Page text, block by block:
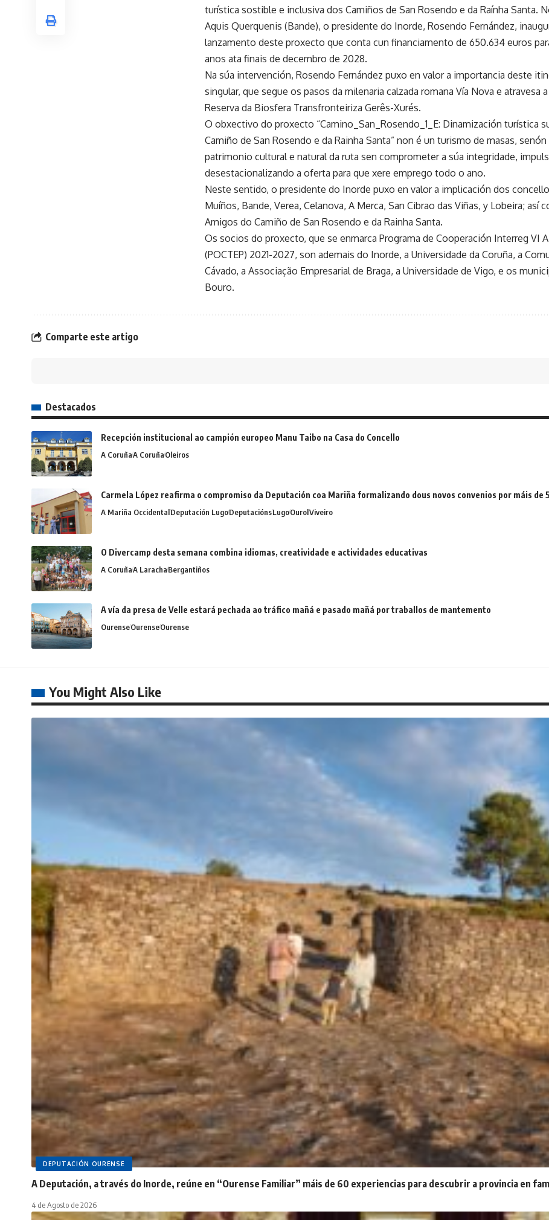
turística sostible e inclusiva dos Camiños de San Rosendo e da Raínha Santa.
Aquis Querquenis (Bande), o presidente do Inorde, Rosendo Fernández,
lanzamento deste proxecto que conta cun financiamento de 650.634 euros
anos ata finais de decembro de 2028.
Na súa intervención, Rosendo Fernández puxo en valor a importancia deste
singular, que segue os pasos da milenaria calzada romana Vía Nova e atravesa
Reserva da Biosfera Transfronteiriza Gerês-Xurés.
O obxectivo do proxecto “Camino_San_Rosendo_1_E: Dinamización turística
Camiño de San Rosendo e da Rainha Santa” non é un turismo de masas,
patrimonio cultural e natural da ruta sen comprometer a súa integridade,
desestacionalizando a oferta para que xere emprego todo o ano.
Neste sentido, o presidente do Inorde puxo en valor a implicación dos
Muíños, Bande, Verea, Celanova, A Merca, San Cibrao das Viñas, y Lobeira; así
Amigos do Camiño de San Rosendo e da Rainha Santa.
Os socios do proxecto, que se enmarca Programa de Cooperación Interreg VI
(POCTEP) 2021-2027, son ademais do Inorde, a Universidade da Coruña, a
Cávado, a Associação Empresarial de Braga, a Universidade de Vigo, e os
Bouro.
Comparte este artigo
Destacados
Recepción institucional ao campión europeo Manu Taibo na Casa do Concello
A CoruñaA CoruñaOleiros
Carmela López reafirma o compromiso da Deputación coa Mariña formalizando dous novos convenios por máis de
A Mariña OccidentalDeputación LugoDeputaciónsLugoOurolViveiro
O Divercamp desta semana combina idiomas, creatividade e actividades educativas
A CoruñaA LarachaBergantiños
A vía da presa de Velle estará pechada ao tráfico mañá e pasado mañá por traballos de mantemento
OurenseOurenseOurense
You Might Also Like
DEPUTACIÓN OURENSE
A Deputación, a través do Inorde, reúne en “Ourense Familiar” máis de 60 experiencias para descubrir a provincia en
4 de Agosto de 2026